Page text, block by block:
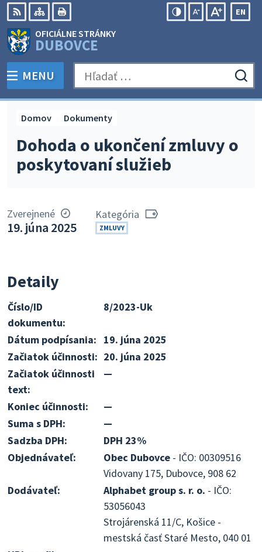
Preskočiť
na
obsah
RSS Mapa
EN
OFICIÁLNE STRÁNKY
DUBOVCE
PREPNÚŤ
MENU Hľadať:
Dohoda o ukončení zmluvy o
poskytovaní služieb
Domov Dokumenty
Zverejnené
19. júna 2025
Kategória
ZMLUVY
Detaily
Číslo/ID
dokumentu:
8/2023-Uk
Dátum podpísania:
19. júna 2025
Začiatok účinnosti: 20. júna 2025
Začiatok účinnosti
text:
—
Koniec účinnosti:
—
Suma s DPH:
—
Sadzba DPH:
DPH 23%
Objednávateľ:
Obec Dubovce - IČO: 00309516
Vidovany 175, Dubovce, 908 62
Dodávateľ:
Alphabet group s. r. o. - IČO:
53056043
Strojárenská 11/C, Košice -
mestská časť Staré Mesto, 040 01